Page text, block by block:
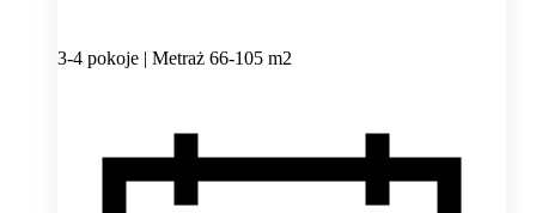
3-4 pokoje | Metraż 66-105 m2